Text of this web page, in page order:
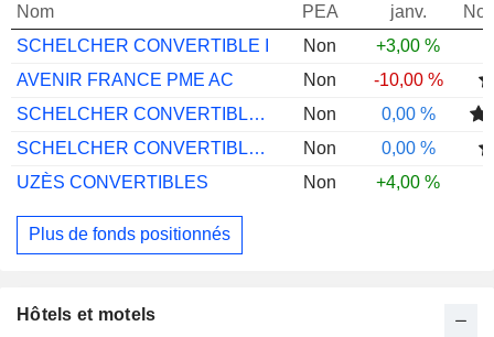
Nom PEA
janv.
SCHELCHER CONVERTIBLE I
Non
+3,00 %
AVENIR FRANCE PME AC
Non
-10,00 %
SCHELCHER CONVERTIBLE MID CAP I
Non
0,00 %
SCHELCHER CONVERTIBLE GLOBAL WORLD I
Non
0,00 %
UZÈS CONVERTIBLES
Non +4,00 %
Plus de fonds positionnés
Hôtels et motels